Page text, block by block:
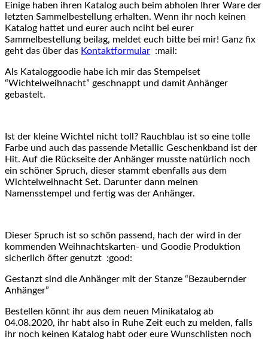
Einige haben ihren Katalog auch beim abholen Ihrer Ware der
letzten Sammelbestellung erhalten. Wenn ihr noch keinen
Katalog hattet und eurer auch nciht bei eurer
Sammelbestellung beilag, meldet euch bitte bei mir! Ganz fix
geht das über das Kontaktformular :mail:
Als Kataloggoodie habe ich mir das Stempelset
“Wichtelweihnacht” geschnappt und damit Anhänger
gebastelt.
Ist der kleine Wichtel nicht toll? Rauchblau ist so eine tolle
Farbe und auch das passende Metallic Geschenkband ist der
Hit. Auf die Rückseite der Anhänger musste natürlich noch
ein schöner Spruch, dieser stammt ebenfalls aus dem
Wichtelweihnacht Set. Darunter dann meinen
Namensstempel und fertig was der Anhänger.
Dieser Spruch ist so schön passend, hach der wird in der
kommenden Weihnachtskarten- und Goodie Produktion
sicherlich öfter genutzt :good:
Gestanzt sind die Anhänger mit der Stanze “Bezaubernder
Anhänger”
Bestellen könnt ihr aus dem neuen Minikatalog ab
04.08.2020, ihr habt also in Ruhe Zeit euch zu melden, falls
ihr noch keinen Katalog habt oder eure Wunschlisten noch